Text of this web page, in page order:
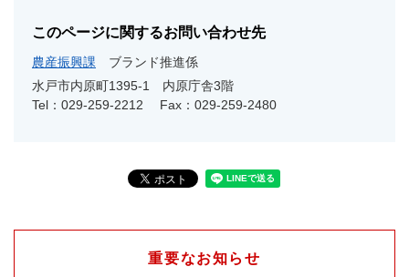
このページに関するお問い合わせ先
農産振興課
ブランド推進係
水戸市内原町1395-1 内原庁舎3階
Tel：029-259-2212
Fax：029-259-2480
重要なお知らせ